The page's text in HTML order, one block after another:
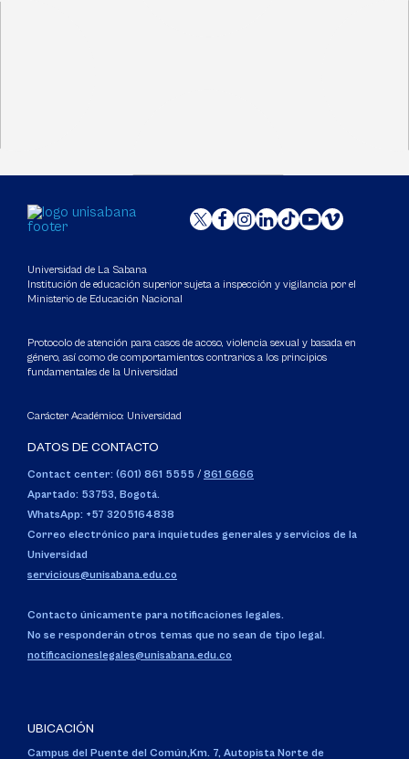
Universidad de La Sabana
Institución de educación superior sujeta a inspección y vigilancia por el
Ministerio de Educación Nacional
Protocolo de atención para casos de acoso, violencia sexual y basada en
género, así como de comportamientos contrarios a los principios
fundamentales de la Universidad
Carácter Académico: Universidad
DATOS DE CONTACTO
Contact center: (601) 861 5555 / 861 6666
Apartado: 53753, Bogotá.
WhatsApp: +57 3205164838
Correo electrónico para inquietudes generales y servicios de la
Universidad
servicious@unisabana.edu.co
Contacto únicamente para notificaciones legales.
No se responderán otros temas que no sean de tipo legal.
notificacioneslegales@unisabana.edu.co
UBICACIÓN
Campus del Puente del Común,Km. 7, Autopista Norte de